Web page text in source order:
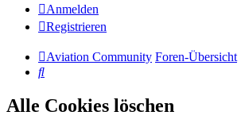
Anmelden
Registrieren
Aviation Community Foren-Übersicht
Suche
Alle Cookies löschen